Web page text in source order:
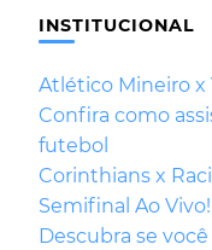
INSTITUCIONAL
Atlético Mineiro x
Confira como
futebol
Corinthians x
Semifinal Ao Vivo!
Descubra se